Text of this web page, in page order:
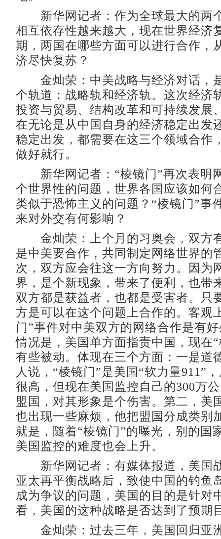
新华网记者：作为全球最大的两
相互依存性越来越大，现在世界经济
期，两国在哪些方面可以进行合作，
济尽快复苏？
金灿荣：中美战略与经济对话，
个轨道：战略轨和经济轨。这次经济
投资与贸易、结构改革和可持续发展
在无论是从中国自身的经济稳定出发
稳定出发，都需要在这三个领域合作
做好就行。
新华网记者：“棱镜门”再次表明
个世界性的问题，世界各国应该如何
类似于恐怖主义的问题？“棱镜门”事
来对外交有何影响？
金灿荣：上个月的习奥会，双方
是中美要合作，共同制定网络世界的
次，双方应会往这一方向努力。因为
界，是个新现象，带来了便利，也带
双方都是获益者，也都是受害者。只
方是可以在这个问题上合作的。客观
门”事件对中美双方的网络合作是有
情况是，美国单方面指责中国，现在
有些被动。体现在三个方面：一是道
人说，“棱镜门”是美国“软力量911”
很高，但现在美国监控自己的300万
盟国，对其形象是个伤害。第二，美
也出现一些麻烦，他把盟国分成类别
就是，随着“棱镜门”的曝光，别的国
美国监控的难度也会上升。
新华网记者：有媒体报道，美国
亚太再平衡战略后，致使中国的钓鱼
成为争议的问题，美国的目的是针对
看，美国的这种战略是否达到了预期
金灿荣：过去三年，美国回归亚